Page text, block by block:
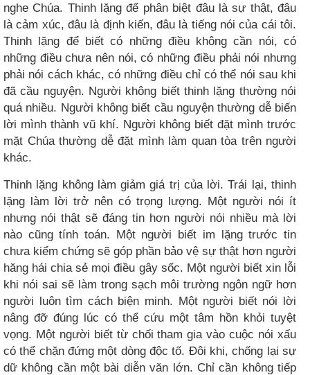
nghe Chúa. Thinh lặng để phân biệt đâu là sự thật, đâu
là cảm xúc, đâu là định kiến, đâu là tiếng nói của cái tôi.
Thinh lặng để biết có những điều không cần nói, có
những điều chưa nên nói, có những điều phải nói nhưng
phải nói cách khác, có những điều chỉ có thể nói sau khi
đã cầu nguyện. Người không biết thinh lặng thường nói
quá nhiều. Người không biết cầu nguyện thường dễ biến
lời mình thành vũ khí. Người không biết đặt mình trước
mặt Chúa thường dễ đặt mình làm quan tòa trên người
khác.
Thinh lặng không làm giảm giá trị của lời. Trái lại, thinh
lặng làm lời trở nên có trọng lượng. Một người nói ít
nhưng nói thật sẽ đáng tin hơn người nói nhiều mà lời
nào cũng tính toán. Một người biết im lặng trước tin
chưa kiểm chứng sẽ góp phần bảo vệ sự thật hơn người
hăng hái chia sẻ mọi điều gây sốc. Một người biết xin lỗi
khi nói sai sẽ làm trong sạch môi trường ngôn ngữ hơn
người luôn tìm cách biện minh. Một người biết nói lời
nâng đỡ đúng lúc có thể cứu một tâm hồn khỏi tuyệt
vọng. Một người biết từ chối tham gia vào cuộc nói xấu
có thể chặn đứng một dòng độc tố. Đôi khi, chống lại sự
dữ không cần một bài diễn văn lớn. Chỉ cần không tiếp